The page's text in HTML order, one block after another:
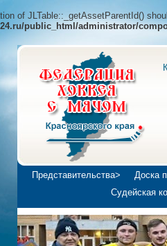
of JLTable::_getAssetParentId()
public_html/administrator/
Представительства> Доска
Судейская